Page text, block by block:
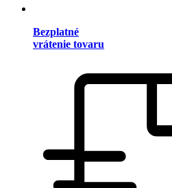
Bezplatné
vrátenie tovaru